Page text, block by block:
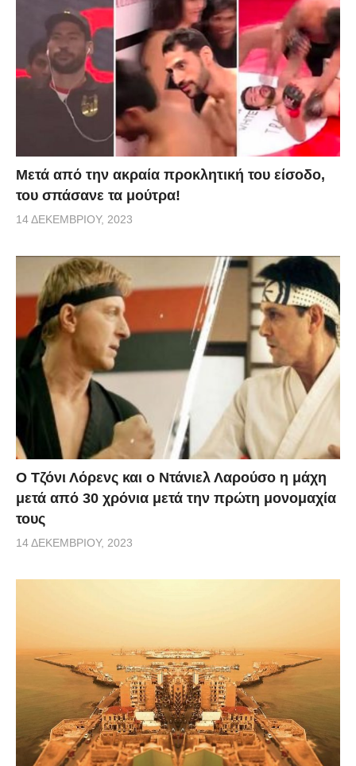
Μετά από την ακραία προκλητική του είσοδο,
του σπάσανε τα μούτρα!
14 ΔΕΚΕΜΒΡΊΟΥ, 2023
Ο Τζόνι Λόρενς και ο Ντάνιελ Λαρούσο η μάχη
μετά από 30 χρόνια μετά την πρώτη μονομαχία
τους
14 ΔΕΚΕΜΒΡΊΟΥ, 2023